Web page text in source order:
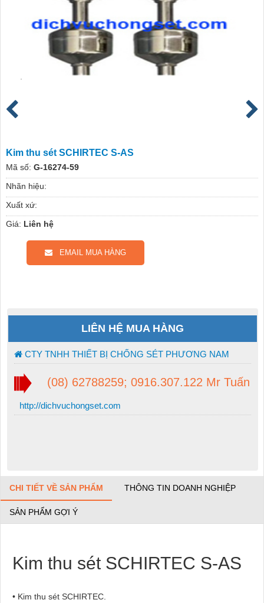
Kim thu sét SCHIRTEC S-AS
Mã số: G-16274-59
Nhãn hiệu:
Xuất xứ:
Giá: Liên hệ
EMAIL MUA HÀNG
LIÊN HỆ MUA HÀNG
CTY TNHH THIẾT BỊ CHỐNG SÉT PHƯƠNG NAM
(08) 62788259; 0916.307.122 Mr Tuấn
http://dichvuchongset.com
CHI TIẾT VỀ SẢN PHẨM THÔNG TIN DOANH NGHIỆP
SẢN PHẨM GỢI Ý
Kim thu sét SCHIRTEC S-AS
• Kim thu sét SCHIRTEC.